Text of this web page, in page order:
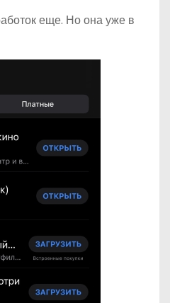
еще. Но она уже в